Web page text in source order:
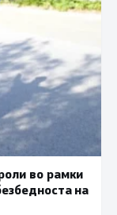
во рамки
на